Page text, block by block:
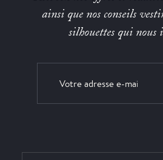
ainsi que nos conseils
silhouettes qui nous